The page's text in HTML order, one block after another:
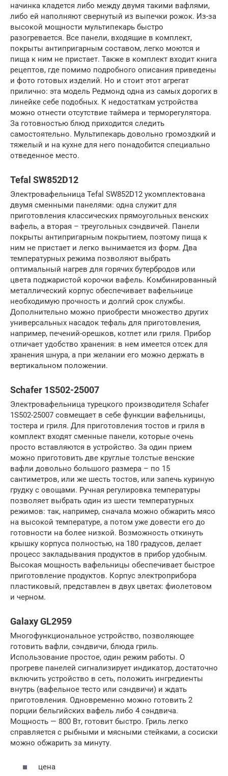
начинка кладется либо между двумя такими вафлями,
либо ей наполняют свернутый из выпечки рожок. Из-за
высокой мощности мультипекарь быстро
разогревается. Все панели, входящие в комплект,
покрыты антипригарным составом, легко моются и
пища к ним не пристает. Также в комплект входит книга
рецептов, где помимо подробного описания приведены
и фото готовых изделий. Но и стоит этот агрегат
прилично: эта модель Редмонд одна из самых дорогих в
линейке себе подобных. К недостаткам устройства
можно отнести отсутствие таймера и терморегулятора.
За готовностью блюд приходится следить
самостоятельно. Мультипекарь довольно громоздкий и
тяжелый и на кухне для него понадобится специально
отведенное место.
Tefal SW852D12
Электровафельница Tefal SW852D12 укомплектована
двумя сменными панелями: одна служит для
приготовления классических прямоугольных венских
вафель, а вторая – треугольных сэндвичей. Панели
покрыты антипригарным покрытием, поэтому пища к
ним не пристает и легко вынимается из форм. Два
температурных режима позволяют выбрать
оптимальный нагрев для горячих бутербродов или
цвета поджаристой корочки вафель. Комбинированный
металлический корпус обеспечивает вафельнице
необходимую прочность и долгий срок службы.
Дополнительно можно приобрести множество других
универсальных насадок тефаль для приготовления,
например, печений-орешков, котлет или гриля. Прибор
отличает удобство хранения: в нем имеется отсек для
хранения шнура, а при желании его можно держать в
вертикальном положении.
Schafer 1S502-25007
Электровафельница турецкого производителя Schafer
1S502-25007 совмещает в себе функции вафельницы,
тостера и гриля. Для приготовления тостов и гриля в
комплект входят сменные панели, которые очень
просто вставляются в устройство. За один прием
можно приготовить две круглые толстые венские
вафли довольно большого размера – по 15
сантиметров, или же шесть тостов, или запечь куриную
грудку с овощами. Ручная регулировка температуры
позволяет выбрать один из шести температурных
режимов: так, например, сначала можно обжарить мясо
на высокой температуре, а потом уже довести его до
готовности на более низкой. Возможность откинуть
крышку корпуса полностью, на 180 градусов, делает
процесс закладывания продуктов в прибор удобным.
Высокая мощность вафельницы обеспечивает быстрое
приготовление продуктов. Корпус электроприбора
пластиковый, представлен в двух цветах: фиолетовом
и черном.
Galaxy GL2959
Многофункциональное устройство, позволяющее
готовить вафли, сэндвичи, блюда гриль.
Использование простое, один режим работы. О
прогреве панелей сигнализирует индикатор, достаточно
включить устройство в сеть, положить ингредиенты
внутрь (вафельное тесто или сэндвичи) и ждать
приготовления. Одновременно можно готовить 2
порции бельгийских вафель либо 4 сэндвича.
Мощность — 800 Вт, готовит быстро. Гриль легко
справляется с рыбными и мясными стейками, а сосиски
можно обжарить за минуту.
цена